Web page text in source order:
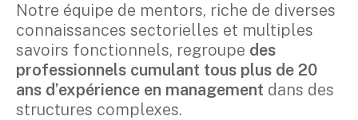
Notre équipe de mentors, riche de diverses
connaissances sectorielles et multiples
savoirs fonctionnels, regroupe des
professionnels cumulant tous plus de 20
ans d’expérience en management dans des
structures complexes.